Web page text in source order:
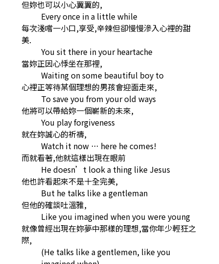
但妳也可以小心翼翼的,
Every once in a little while
每次淺嚐一小口,享受,辛辣但卻慢慢滲入心裡的甜
美.
You sit there in your heartache
當妳正因心悸坐在那裡,
Waiting on some beautiful boy to
心裡正等待某個理想的男孩會迎面走來,
To save you from your old ways
他將可以帶給妳一個嶄新的未來,
You play forgiveness
就在妳誠心的祈禱,
Watch it now … here he comes!
而就看著,他就這樣出現在眼前
He doesn’t look a thing like Jesus
他也許看起來不是十全完美,
But he talks like a gentleman
但他的確談吐溫雅,
Like you imagined when you were young
就像曾經出現在妳夢中那樣的理想,當你年少輕狂之
際,
(He talks like a gentlemen, like you